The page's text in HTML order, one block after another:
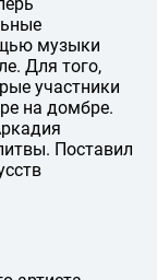
музыки
Для того,
участники
на домбре.
Поставил